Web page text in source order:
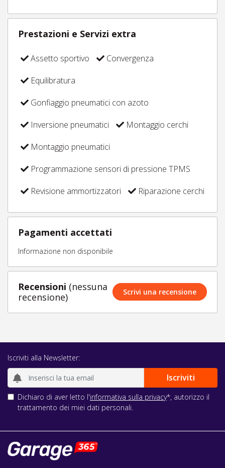
Prestazioni e Servizi extra
Assetto sportivo
Convergenza
Equilibratura
Gonfiaggio pneumatici con azoto
Inversione pneumatici
Montaggio cerchi
Montaggio pneumatici
Programmazione sensori di pressione TPMS
Revisione ammortizzatori
Riparazione cerchi
Pagamenti accettati
Informazione non disponibile
Recensioni (nessuna
recensione)
Scrivi una recensione
Iscriviti alla Newsletter:
Dichiaro di aver letto l'informativa sulla privacy*, autorizzo il
trattamento dei miei dati personali.